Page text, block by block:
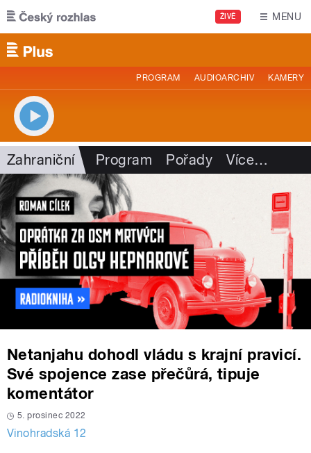
Přejít k hlavnímu obsahu
ŽIVĚ MENU
PROGRAM AUDIOARCHIV KAMERY
Zahraniční Program Pořady Více…
Netanjahu dohodl vládu s krajní pravicí.
Své spojence zase přečůrá, tipuje
komentátor
5. prosinec 2022
Vinohradská 12